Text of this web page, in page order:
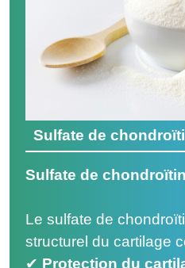
Sulfate de
Sulfate de
Le sulfate de
structurel du cartilage
✔ Protection du